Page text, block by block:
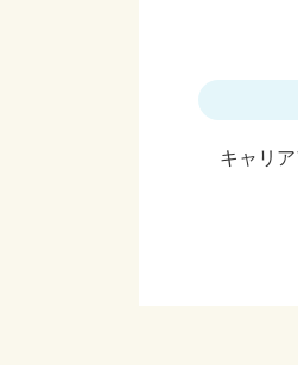
キャリ